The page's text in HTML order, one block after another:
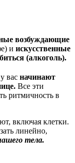
возбуждающие
и искусственные
(алкоголь).
вас начинают
Все эти
ритмичность в
включая клетки.
линейно,
тела.